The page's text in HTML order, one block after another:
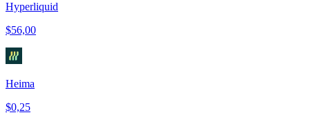
Hyperliquid
$56,00
Heima
$0,25